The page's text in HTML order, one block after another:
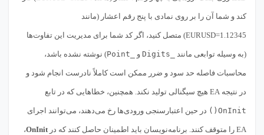
کند و شما آن را بر روی نمادی با پنج رقم اعشار (مانند
EURUSD=1.12345) متصل کنید، اگر کد شما برای مدیریت این تفاوت‌ها
(به وسیله توابعی مانند و ) نوشته نشده باشد،
محاسبات فاصله حد سود و ضرر ممکن است کاملاً نادرست انجام شود و
در نتیجه EA هیچ سیگنالی تولید نکند. همچنین، خطاهایی که در تابع
OnInit() در حین اعتبارسنجی ورودی‌ها رخ می‌دهند، می‌توانند اجرای
EA را متوقف کنند. برنامه‌نویسان باید اطمینان حاصل کنند که در OnInit،